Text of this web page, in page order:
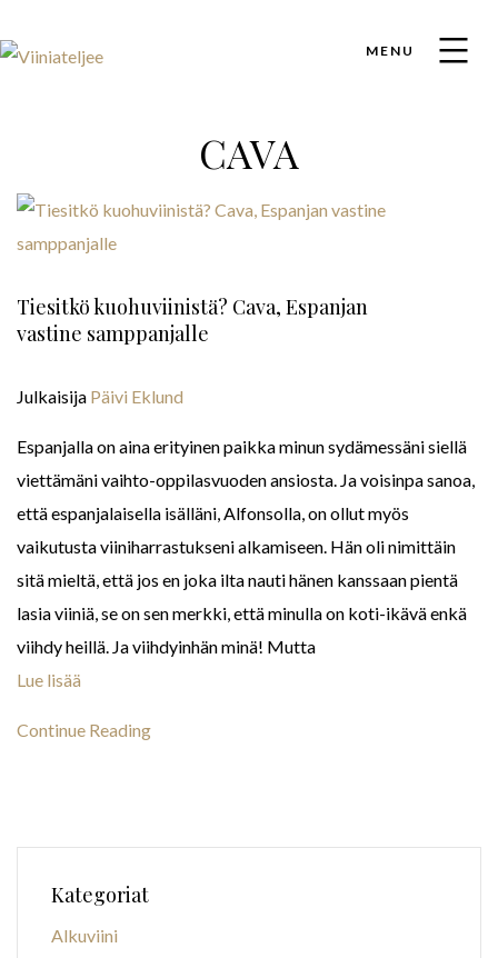
MENU
CAVA
Tiesitkö kuohuviinistä? Cava, Espanjan
vastine samppanjalle
Julkaisija Päivi Eklund
Espanjalla on aina erityinen paikka minun sydämessäni siellä
viettämäni vaihto-oppilasvuoden ansiosta. Ja voisinpa sanoa,
että espanjalaisella isälläni, Alfonsolla, on ollut myös
vaikutusta viiniharrastukseni alkamiseen. Hän oli nimittäin
sitä mieltä, että jos en joka ilta nauti hänen kanssaan pientä
lasia viiniä, se on sen merkki, että minulla on koti-ikävä enkä
viihdy heillä. Ja viihdyinhän minä! Mutta
Lue lisää
Continue Reading
Kategoriat
Alkuviini